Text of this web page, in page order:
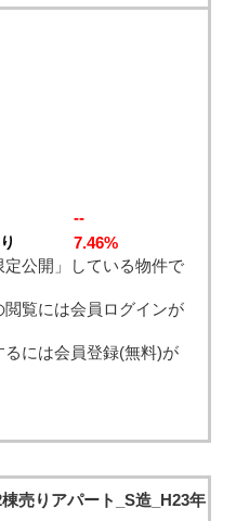
--
7.46%
公開」している物件で
覧には会員ログインが
には会員登録(無料)が
売りアパート_S造_H23年